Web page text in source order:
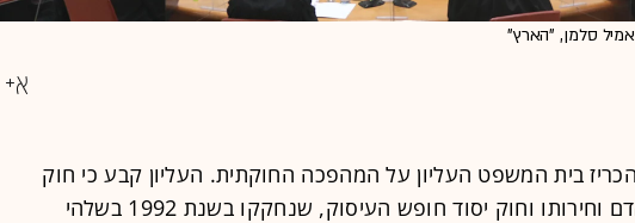
סלמן, "הארץ"
בשנת 1995 הכריז בית המשפט העליון על המהפכה החוקתית. העליון קבע כי חוק
יסוד כבוד האדם וחירותו וחוק יסוד חופש העיסוק, שנחקקו בשנת 1992 בשלהי